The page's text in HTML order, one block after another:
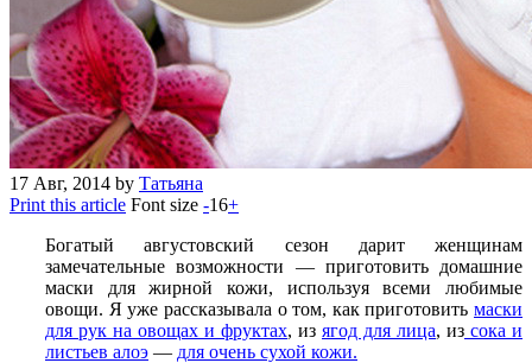
17 Авг, 2014 by Татьяна
Print this article Font size -16+
Богатый августовский сезон дарит женщинам
замечательные возможности — приготовить домашние
маски для жирной кожи, используя всеми любимые
овощи. Я уже рассказывала о том, как приготовить маски
для рук на овощах и фруктах, из ягод для лица, из сока и
листьев алоэ — для очень сухой кожи.